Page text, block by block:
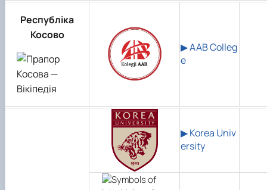
Республіка
Косово
▶ AAB Colleg
e
▶ Korea Univ
ersity